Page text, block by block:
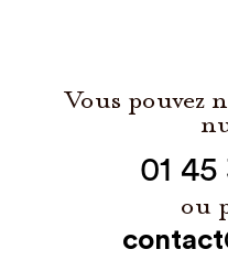
Vous pouvez
01
ou